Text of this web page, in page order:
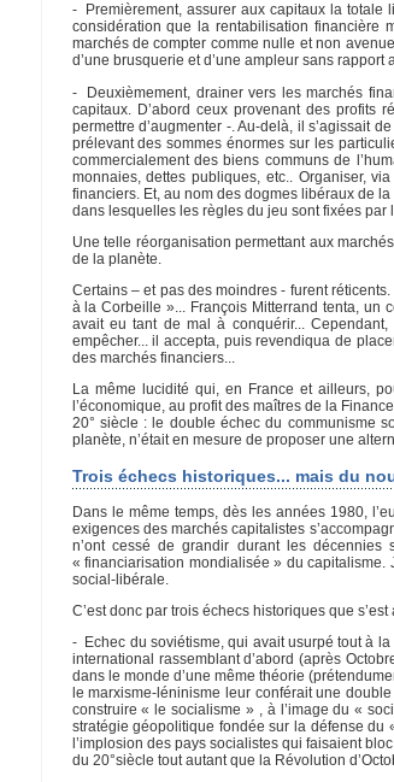
- Premièrement, assurer aux capitaux la totale
considération que la rentabilisation financière
marchés de compter comme nulle et non
d’une brusquerie et d’une ampleur sans
- Deuxièmement, drainer vers les marchés
capitaux. D’abord ceux provenant des profits
permettre d’augmenter -. Au-delà, il s’agissait
prélevant des sommes énormes sur les
commercialement des biens communs de
monnaies, dettes publiques, etc.. Organiser,
financiers. Et, au nom des dogmes libéraux de
dans lesquelles les règles du jeu sont fixées par
Une telle réorganisation permettant aux
de la planète.
Certains – et pas des moindres - furent
à la Corbeille »... François Mitterrand tenta, un
avait eu tant de mal à conquérir...
empêcher... il accepta, puis revendiqua de
des marchés financiers...
La même lucidité qui, en France et ailleurs,
l’économique, au profit des maîtres de la
20° siècle : le double échec du communisme
planète, n’était en mesure de proposer une
Trois échecs historiques... mais du
Dans le même temps, dès les années 1980,
exigences des marchés capitalistes
n’ont cessé de grandir durant les
« financiarisation mondialisée » du
social-libérale.
C’est donc par trois échecs historiques que
- Echec du soviétisme, qui avait usurpé tout à la
international rassemblant d’abord (après
dans le monde d’une même théorie
le marxisme-léninisme leur conférait une
construire « le socialisme » , à l’image du «
stratégie géopolitique fondée sur la défense du
l’implosion des pays socialistes qui faisaient
du 20°siècle tout autant que la Révolution